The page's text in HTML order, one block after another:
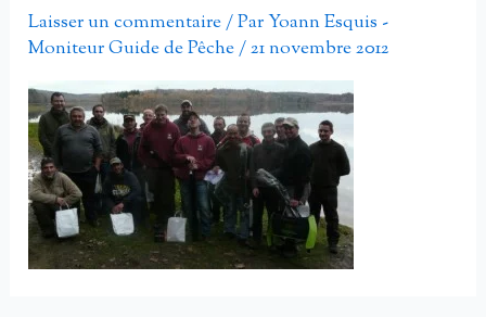
Laisser un commentaire/ ParYoann Esquis -
Moniteur Guide de Pêche/21 novembre 2012